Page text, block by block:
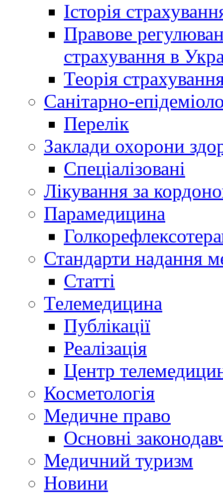
Історія
Правове
страхування в
Теорія
Санітарно-
Перелік
Заклади охорони
Спеціалізовані
Лікування за
Парамедицина
Стандарти надання
Статті
Телемедицина
Публікації
Реалізація
Центр
Косметологія
Медичне право
Основні
Медичний туризм
Новини